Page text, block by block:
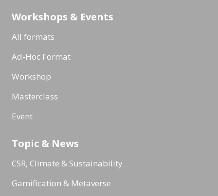
Workshops & Events
All formats
Ad-Hoc Format
Workshop
Masterclass
Event
Topic & News
CSR, Climate & Sustainability
Gamification & Metaverse